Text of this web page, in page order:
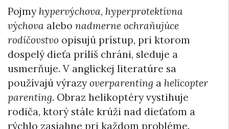
Pojmy hypervýchova, hyperprotektívna
výchova alebo nadmerne ochraňujúce
rodičovstvo opisujú prístup, pri ktorom
dospelý dieťa príliš chráni, sleduje a
usmerňuje. V anglickej literatúre sa
používajú výrazyoverparenting a helicopter
parenting. Obraz helikoptéry vystihuje
rodiča, ktorý stále krúži nad dieťaťom a
rýchlo zasiahne pri každom probléme.